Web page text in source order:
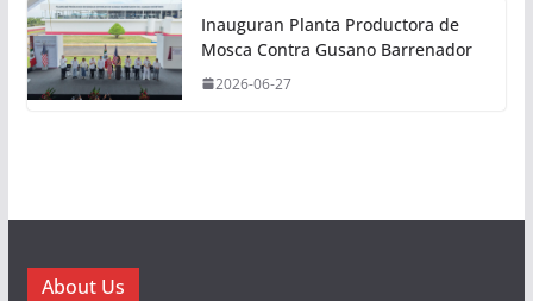
Inauguran Planta Productora de
Mosca Contra Gusano Barrenador
2026-06-27
About Us